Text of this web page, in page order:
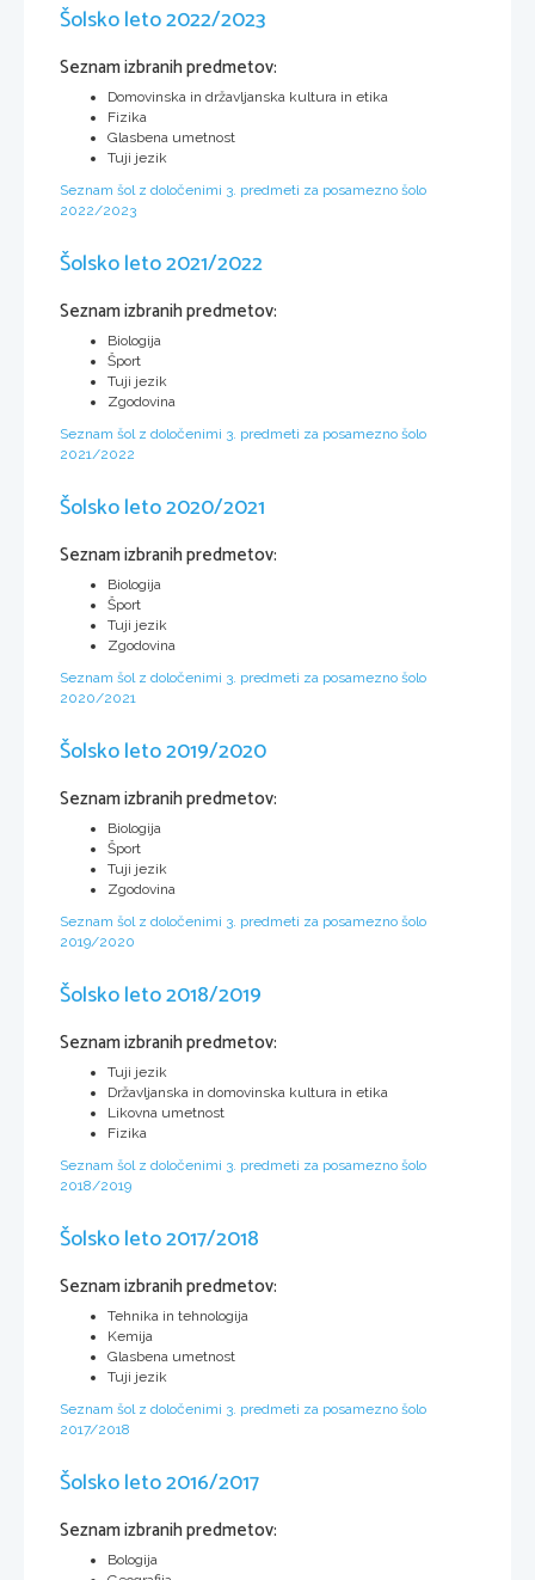
Šolsko leto 2022/2023
Seznam izbranih predmetov:
Domovinska in državljanska kultura in etika
Fizika
Glasbena umetnost
Tuji jezik
Seznam šol z določenimi 3. predmeti za posamezno šolo
2022/2023
Šolsko leto 2021/2022
Seznam izbranih predmetov:
Biologija
Šport
Tuji jezik
Zgodovina
Seznam šol z določenimi 3. predmeti za posamezno šolo
2021/2022
Šolsko leto 2020/2021
Seznam izbranih predmetov:
Biologija
Šport
Tuji jezik
Zgodovina
Seznam šol z določenimi 3. predmeti za posamezno šolo
2020/2021
Šolsko leto 2019/2020
Seznam izbranih predmetov:
Biologija
Šport
Tuji jezik
Zgodovina
Seznam šol z določenimi 3. predmeti za posamezno šolo
2019/2020
Šolsko leto 2018/2019
Seznam izbranih predmetov:
Tuji jezik
Državljanska in domovinska kultura in etika
Likovna umetnost
Fizika
Seznam šol z določenimi 3. predmeti za posamezno šolo
2018/2019
Šolsko leto 2017/2018
Seznam izbranih predmetov:
Tehnika in tehnologija
Kemija
Glasbena umetnost
Tuji jezik
Seznam šol z določenimi 3. predmeti za posamezno šolo
2017/2018
Šolsko leto 2016/2017
Seznam izbranih predmetov:
Bologija